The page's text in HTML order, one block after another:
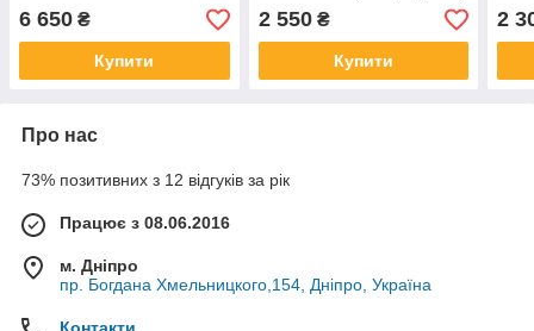
6 650 ₴
Купити
2 550₴
Купити
2
Про нас
73% позитивних з 12 відгуків за рік
Працює з 08.06.2016
м. Дніпро
пр. Богдана Хмельницкого,154, Дніпро, Україна